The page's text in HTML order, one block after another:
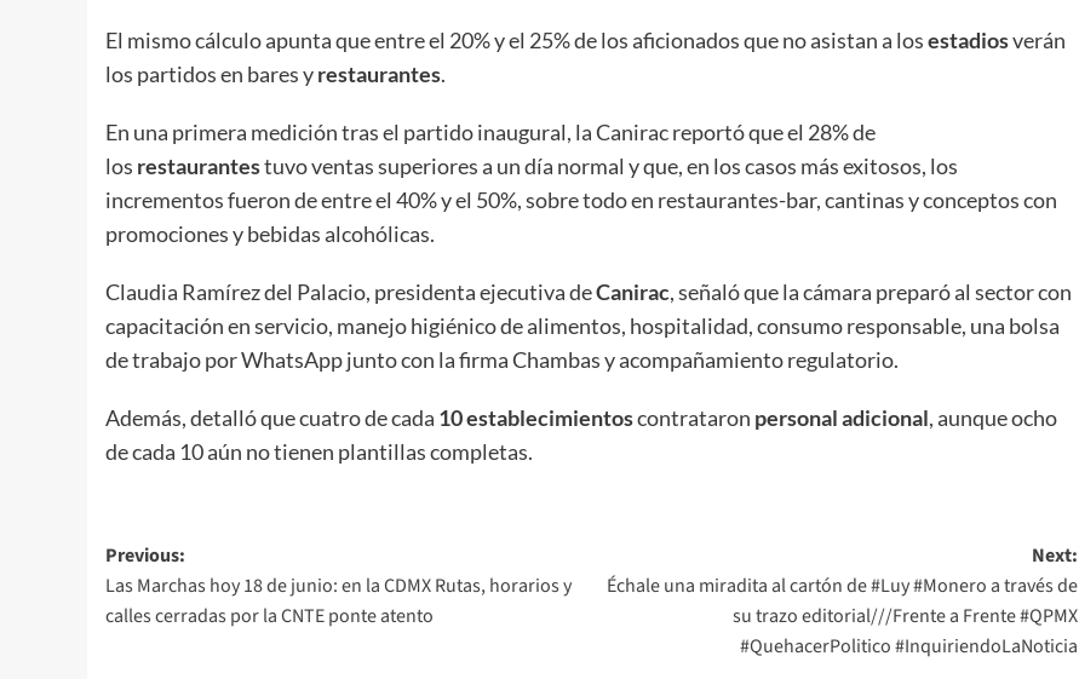
El mismo cálculo apunta que entre el 20% y el 25% de los aficionados que no asistan a losestadiosverán
los partidos en bares yrestaurantes.
En una primera medición tras el partido inaugural, la Canirac reportó que el 28% de
los restaurantestuvo ventas superiores a un día normal y que, en los casos más exitosos, los
incrementos fueron de entre el 40% y el 50%, sobre todo en restaurantes-bar, cantinas y conceptos con
promociones y bebidas alcohólicas.
Claudia Ramírez del Palacio, presidenta ejecutiva deCanirac, señaló que la cámara preparó al sector con
capacitación en servicio, manejo higiénico de alimentos, hospitalidad, consumo responsable, una bolsa
de trabajo por WhatsApp junto con la firma Chambas y acompañamiento regulatorio.
Además, detalló que cuatro de cada 10 establecimientoscontrataron personal adicional, aunque ocho
de cada 10 aún no tienen plantillas completas.
Post
navigation
Previous:
Las Marchas hoy 18 de junio: en la CDMX Rutas, horarios y
calles cerradas por la CNTE ponte atento
Next:
Échale una miradita al cartón de #Luy #Monero a través de
su trazo editorial///Frente a Frente #QPMX
#QuehacerPolitico #InquiriendoLaNoticia